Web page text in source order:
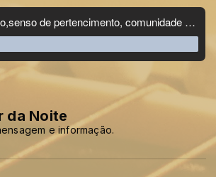
da Noite
e informação.